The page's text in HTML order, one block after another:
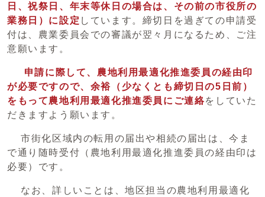
日、祝祭日、年末等休日 の場合は、その前の市役所の
業務日）に設定 しています。締切日を過ぎての申請受
付は、農業委員会での審議が翌々月になるため、ご注
意願います。
申請に際して、農地利用最適化推進委員の経由印
が必要ですので、余裕（少なくとも締切日の5日前）
をもって農地利用最適化推進委員にご連絡をしていた
だきますよう願います。
市街化区域内の転用の届出や相続の届出は、今ま
で通り随時受付（農地利用最適化推進委員の経由印は
必要）です。
なお、詳しいことは、地区担当の農地利用最適化